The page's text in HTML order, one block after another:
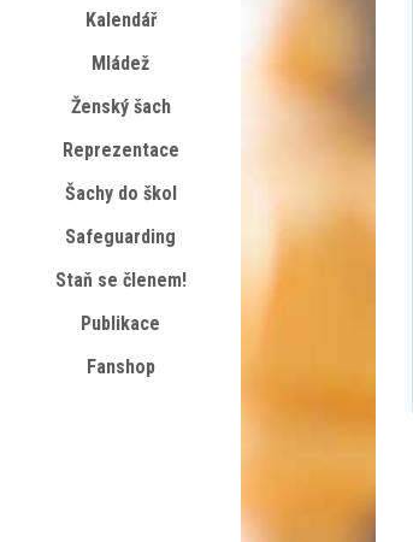
Kalendář
Mládež
Ženský šach
Reprezentace
Šachy do škol
Safeguarding
Staň se členem!
Publikace
Fanshop